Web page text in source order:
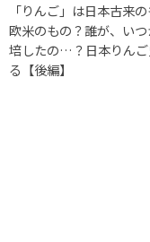
「りんご」は日本古来の
欧米のもの？誰が、い
培したの…？日本りんご
る【後編】